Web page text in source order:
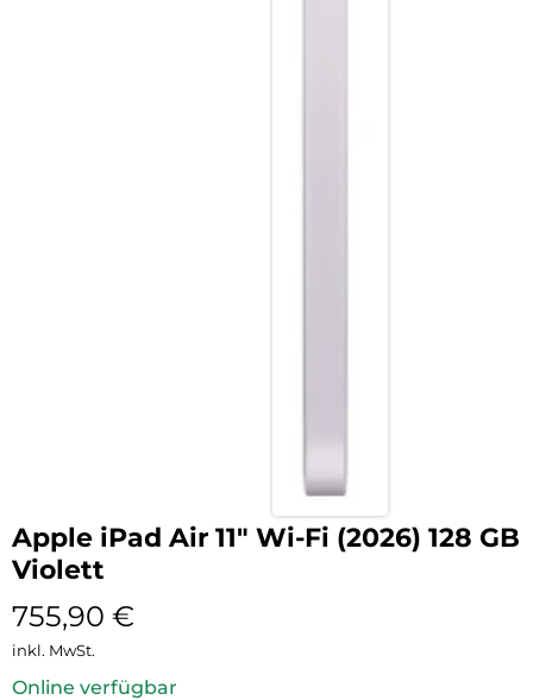
Apple iPad Air 11″ Wi-Fi (2026) 128 GB
Violett
755,90 €
inkl. MwSt.
Online verfügbar